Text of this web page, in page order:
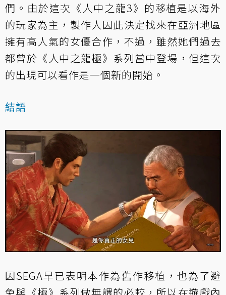
們。由於這次《人中之龍3》的移植是以海外
的玩家為主，製作人因此決定找來在亞洲地區
擁有高人氣的女優合作，不過，雖然她們過去
都曾於《人中之龍極》系列當中登場，但這次
的出現可以看作是一個新的開始。
結語
因SEGA早已表明本作為舊作移植，也為了避